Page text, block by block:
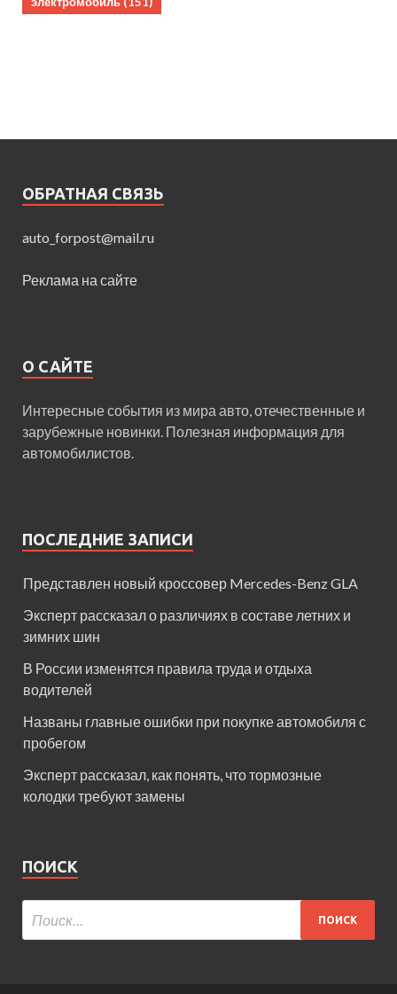
ОБРАТНАЯ СВЯЗЬ
auto_forpost@mail.ru
Реклама на сайте
О САЙТЕ
Интересные события из мира авто, отечественные и
зарубежные новинки. Полезная информация для
автомобилистов.
ПОСЛЕДНИЕ ЗАПИСИ
Представлен новый кроссовер Mercedes-Benz GLA
Эксперт рассказал о различиях в составе летних и
зимних шин
В России изменятся правила труда и отдыха
водителей
Названы главные ошибки при покупке автомобиля с
пробегом
Эксперт рассказал, как понять, что тормозные
колодки требуют замены
ПОИСК